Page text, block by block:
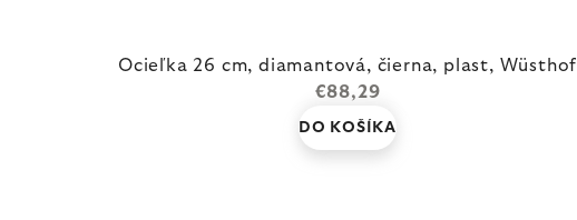
Ocieľka 26 cm, diamantová, čierna, plast, Wüsthof
€88,29
DO KOŠÍKA